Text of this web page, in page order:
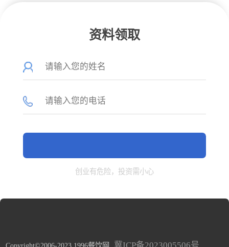
资料领取
创业有危险，投资需小心